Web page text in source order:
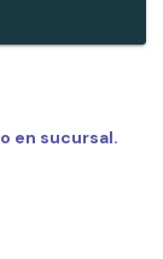
en sucursal.